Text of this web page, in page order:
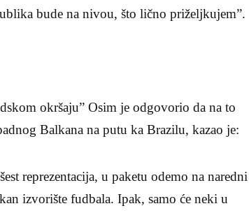
bude na nivou, što lično priželjkujem”.
okršaju” Osim je odgovorio da na to
Balkana na putu ka Brazilu, kazao je:
reprezentacija, u paketu odemo na naredni
izvorište fudbala. Ipak, samo će neki u